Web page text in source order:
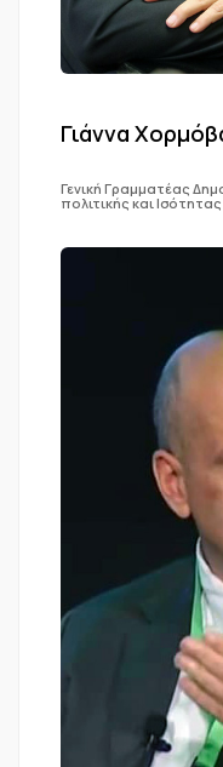
Γιάννα
Γενική Γραμματέας
πολιτικής και